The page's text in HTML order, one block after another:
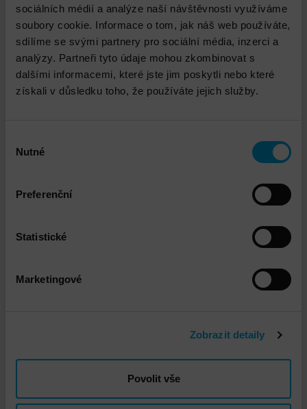
sociálních médií a analýze naší návštěvnosti využíváme
soubory cookie. Informace o tom, jak náš web používáte,
sdílíme se svými partnery pro sociální média, inzerci a
analýzy. Partneři tyto údaje mohou zkombinovat s
dalšími informacemi, které jste jim poskytli nebo které
získali v důsledku toho, že používáte jejich služby.
souhlasu
Nutné
Preferenční
Statistické
Marketingové
Zobrazit detaily
Povolit vše
Propojené služby